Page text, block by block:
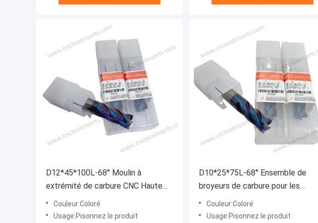
D12*45*100L-68° Moulin à
extrémité de carbure CNC Haute
dureté Outils de carbure
personnalisés
Couleur:Coloré
Usage:Pisonnez le produit
D10*25*75L-68° Ensemble de
broyeurs de carbure pour les
terminaisons automobiles
Couleur:Coloré
Usage:Pisonnez le produit